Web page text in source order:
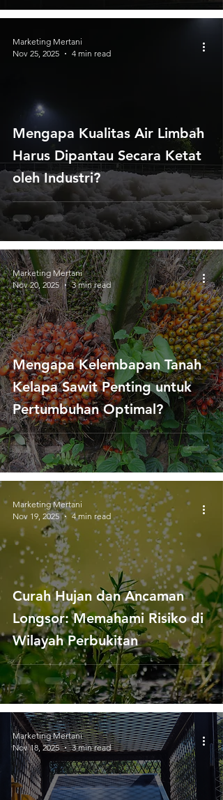
Mengapa Kualitas Air Limbah
Harus Dipantau Secara Ketat
oleh Industri?
Marketing Mertani
Nov 25, 2025
4 min read
Mengapa Kelembapan Tanah
Kelapa Sawit Penting untuk
Pertumbuhan Optimal?
Marketing Mertani
Nov 20, 2025
3 min read
Curah Hujan dan Ancaman
Longsor: Memahami Risiko di
Wilayah Perbukitan
Marketing Mertani
Nov 19, 2025
4 min read
Marketing Mertani
Nov 18, 2025
3 min read